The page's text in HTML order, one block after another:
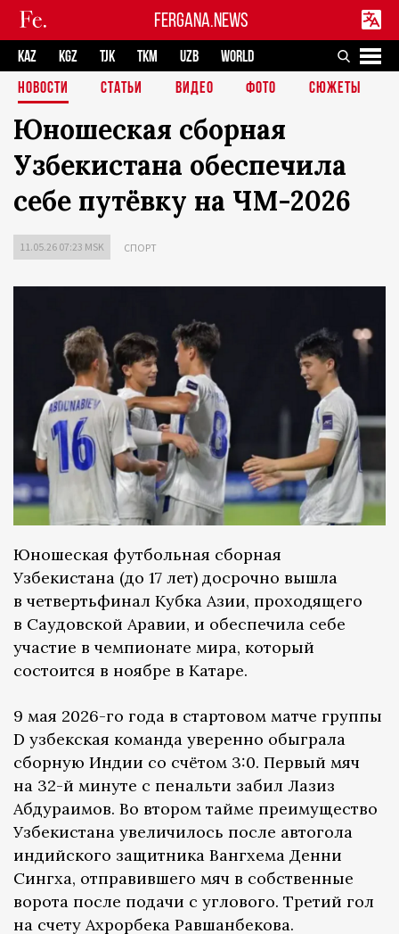
FERGANA.NEWS
KAZ KGZ TJK TKM UZB
WORLD
НОВОСТИ
СТАТЬИ ВИДЕО ФОТО СЮЖЕТЫ
Юношеская сборная
Узбекистана обеспечила
себе путёвку на ЧМ-2026
11.05.26 07:23 MSK СПОРТ
Юношеская футбольная сборная
Узбекистана (до 17 лет) досрочно вышла
в четвертьфинал Кубка Азии, проходящего
в Саудовской Аравии, и обеспечила себе
участие в чемпионате мира, который
состоится в ноябре в Катаре.
9 мая 2026-го года в стартовом матче группы
D узбекская команда уверенно обыграла
сборную Индии со счётом 3:0. Первый мяч
на 32-й минуте с пенальти забил Лазиз
Абдураимов. Во втором тайме преимущество
Узбекистана увеличилось после автогола
индийского защитника Вангхема Денни
Сингха, отправившего мяч в собственные
ворота после подачи с углового. Третий гол
на счету Ахрорбека Равшанбекова.